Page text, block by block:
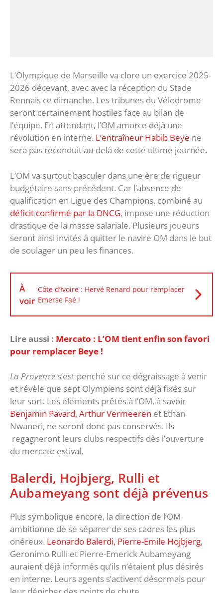
L’Olympique de Marseille va clore un exercice 2025-
2026 décevant, avec avec la réception du Stade
Rennais ce dimanche. Les tribunes du Vélodrome
seront certainement hostiles face au bilan de
l’équipe. En attendant, l’OM amorce déjà une
révolution en interne. L’entraîneur Habib Beye ne
sera pas reconduit au-delà de cette ultime journée.
L’OM va surtout basculer dans une ère de rigueur
budgétaire sans précédent. Car l’absence de
qualification en Ligue des Champions, combiné au
déficit confirmé par la DNCG, impose une réduction
drastique de la masse salariale. Plusieurs joueurs
seront ainsi invités à quitter le navire OM dans le but
de soulager un peu les finances.
À
voir
Côte d’Ivoire : Hervé Renard pour remplacer
Emerse Faé !
Lire aussi : Mercato : L’OM tient enfin son favori
pour remplacer Beye !
La Provence s’est penché sur ce dégraissage à venir
et révèle que sept Olympiens sont déjà fixés sur
leur sort. Les éléments prêtés à l’OM, à savoir
Benjamin Pavard, Arthur Vermeeren et Ethan
Nwaneri, ne seront donc pas conservés. Ils
regagneront leurs clubs respectifs dès l’ouverture
du mercato estival.
Balerdi, Hojbjerg, Rulli et
Aubameyang sont déjà prévenus
Plus symbolique encore, la direction de l’OM
ambitionne de se séparer de ses cadres les plus
onéreux. Leonardo Balerdi, Pierre-Emile Hojbjerg,
Geronimo Rulli et Pierre-Emerick Aubameyang
auraient déjà informés qu’ils n’étaient plus désirés
en interne. Leurs agents s’activent désormais pour